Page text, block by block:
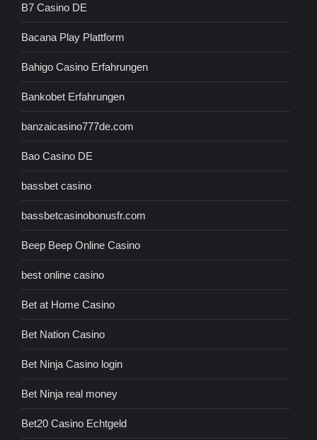
B7 Casino DE
Bacana Play Plattform
Bahigo Casino Erfahrungen
Bankobet Erfahrungen
banzaicasino777de.com
Bao Casino DE
bassbet casino
bassbetcasinobonusfr.com
Beep Beep Online Casino
best online casino
Bet at Home Casino
Bet Nation Casino
Bet Ninja Casino login
Bet Ninja real money
Bet20 Casino Echtgeld